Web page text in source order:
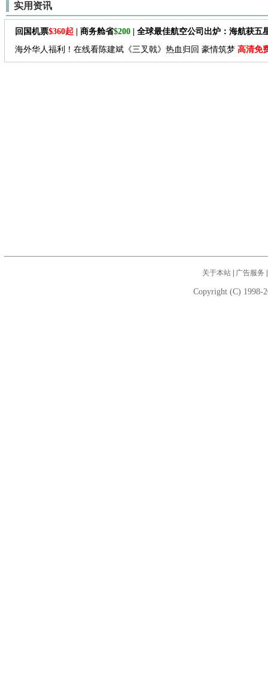
实用资讯
回国机票$360起 | 商务舱省$200 | 全球最佳航空公司出炉：海航获五
海外华人福利！在线看陈建斌《三叉戟》热血归回 豪情筑梦 高清免
关于本站| 广告服务
Copyright (C) 1998-